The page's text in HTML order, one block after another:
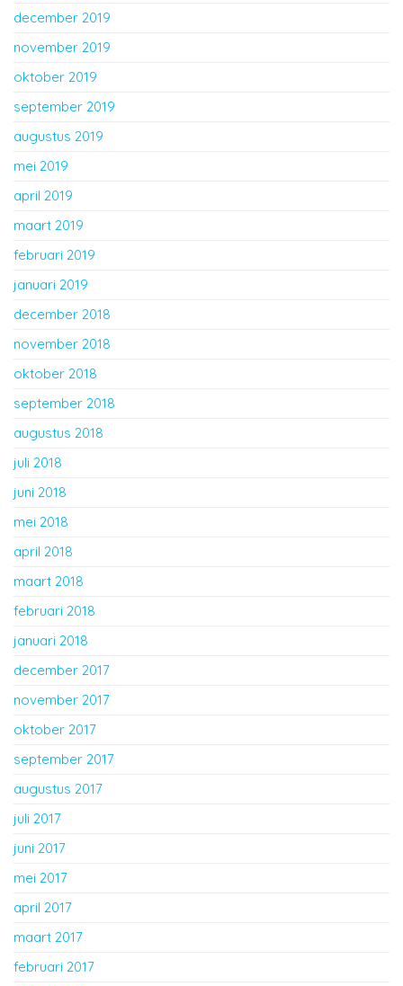
december 2019
november 2019
oktober 2019
september 2019
augustus 2019
mei 2019
april 2019
maart 2019
februari 2019
januari 2019
december 2018
november 2018
oktober 2018
september 2018
augustus 2018
juli 2018
juni 2018
mei 2018
april 2018
maart 2018
februari 2018
januari 2018
december 2017
november 2017
oktober 2017
september 2017
augustus 2017
juli 2017
juni 2017
mei 2017
april 2017
maart 2017
februari 2017